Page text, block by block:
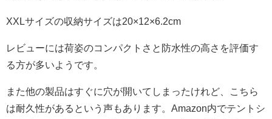
XXLサイズの収納サイズは20×12×6.2cm
レビューには荷姿のコンパクトさと防水性の高さを評価す
る方が多いようです。
また他の製品はすぐに穴が開いてしまったけれど、こちら
は耐久性があるという声もあります。Amazon内でテントシ